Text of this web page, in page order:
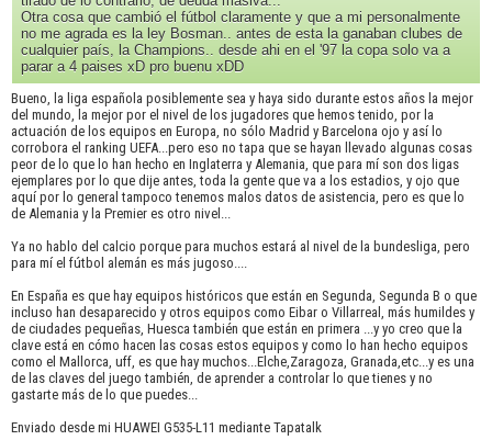
Otra cosa que cambió el fútbol claramente y que a mi personalmente
no me agrada es la ley Bosman.. antes de esta la ganaban clubes de
cualquier país, la Champions.. desde ahi en el '97 la copa solo va a
parar a 4 paises xD pro buenu xDD
Bueno, la liga española posiblemente sea y haya sido durante estos años la mejor
del mundo, la mejor por el nivel de los jugadores que hemos tenido, por la
actuación de los equipos en Europa, no sólo Madrid y Barcelona ojo y así lo
corrobora el ranking UEFA...pero eso no tapa que se hayan llevado algunas cosas
peor de lo que lo han hecho en Inglaterra y Alemania, que para mí son dos ligas
ejemplares por lo que dije antes, toda la gente que va a los estadios, y ojo que
aquí por lo general tampoco tenemos malos datos de asistencia, pero es que lo
de Alemania y la Premier es otro nivel...
Ya no hablo del calcio porque para muchos estará al nivel de la bundesliga, pero
para mí el fútbol alemán es más jugoso....
En España es que hay equipos históricos que están en Segunda, Segunda B o que
incluso han desaparecido y otros equipos como Eibar o Villarreal, más humildes y
de ciudades pequeñas, Huesca también que están en primera ...y yo creo que la
clave está en cómo hacen las cosas estos equipos y como lo han hecho equipos
como el Mallorca, uff, es que hay muchos...Elche,Zaragoza, Granada,etc...y es una
de las claves del juego también, de aprender a controlar lo que tienes y no
gastarte más de lo que puedes...
Enviado desde mi HUAWEI G535-L11 mediante Tapatalk